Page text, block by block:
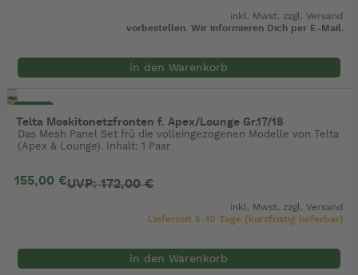
inkl. Mwst. zzgl.Versand
vorbestellen. Wir informieren Dich per E-Mail.
in den Warenkorb
- 10%
Telta Moskitonetzfronten f. Apex/Lounge Gr.17/18
Das Mesh Panel Set frü die volleingezogenen Modelle von Telta
(Apex & Lounge). Inhalt: 1 Paar
155,00 €UVP: 172,00 €
inkl. Mwst. zzgl.Versand
Lieferzeit 5-10 Tage (kurzfristig lieferbar)
in den Warenkorb